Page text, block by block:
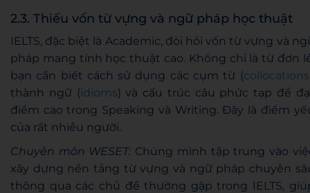
2.3. Thiếu vốn từ vựng và ngữ pháp học thuật
IELTS, đặc biệt là Academic, đòi hỏi vốn từ vựng và
pháp mang tính học thuật cao. Không chỉ là từ đơn
bạn cần biết cách sử dụng các cụm từ (collocations
thành ngữ (idioms) và cấu trúc câu phức tạp để
điểm cao trong Speaking và Writing. Đây là điểm
của rất nhiều người.
Chuyên môn WESET: Chúng mình tập trung vào
xây dựng nền tảng từ vựng và ngữ pháp chuyên
thông qua các chủ đề thường gặp trong IELTS,